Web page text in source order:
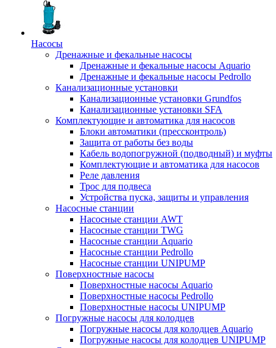
Насосы
Дренажные и фекальные насосы
Дренажные и фекальные насосы Aquario
Дренажные и фекальные насосы Pedrollo
Канализационные установки
Канализационные установки Grundfos
Канализационные установки SFA
Комплектующие и автоматика для насосов
Блоки автоматики (прессконтроль)
Защита от работы без воды
Кабель водопогружной (подводный) и муфты
Комплектующие и автоматика для насосов
Реле давления
Трос для подвеса
Устройства пуска, защиты и управления
Насосные станции
Насосные станции AWT
Насосные станции TWG
Насосные станции Aquario
Насосные станции Pedrollo
Насосные станции UNIPUMP
Поверхностные насосы
Поверхностные насосы Aquario
Поверхностные насосы Pedrollo
Поверхностные насосы UNIPUMP
Погружные насосы для колодцев
Погружные насосы для колодцев Aquario
Погружные насосы для колодцев UNIPUMP